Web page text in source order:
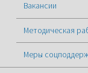
Вакансии
Методическая
Меры